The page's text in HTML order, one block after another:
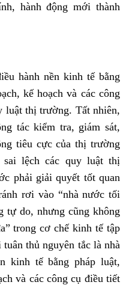
hành động mới thành
hành nền kinh tế bằng
kế hoạch và các công
luật thị trường. Tất nhiên,
tác kiểm tra, giám sát,
tiêu cực của thị trường
sai lệch các quy luật thị
phải giải quyết tốt quan
rơi vào “nhà nước tối
tự do, nhưng cũng không
trong cơ chế kinh tế tập
thủ nguyên tắc là nhà
kinh tế bằng pháp luật,
và các công cụ điều tiết